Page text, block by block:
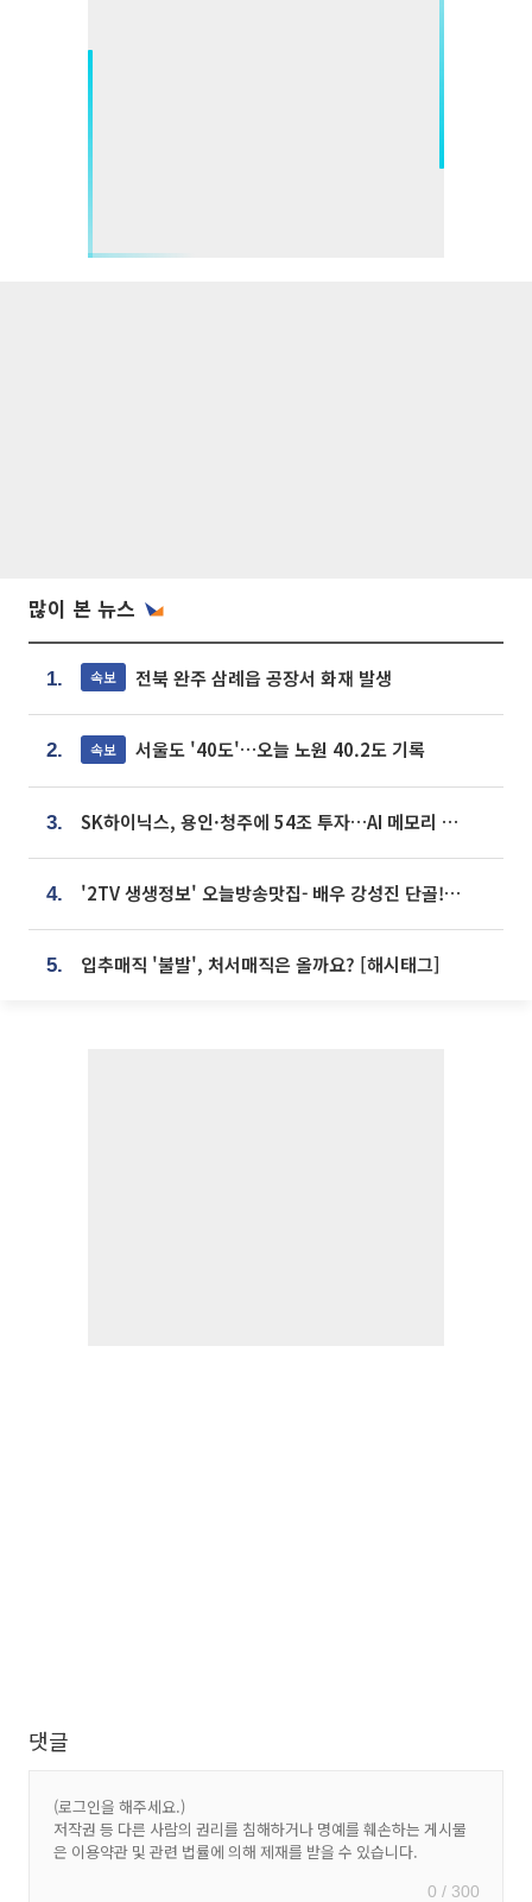
많이 본 뉴스
1. 속보 전북 완주 삼례읍 공장서 화재 발생
2. 속보 서울도 '40도'…오늘 노원 40.2도 기록
3. SK하이닉스, 용인·청주에 54조 투자…AI 메모리 생산기지 키운다
4. '2TV 생생정보' 오늘방송맛집- 배우 강성진 단골! 쌀국수ㆍ푸팟퐁 커리 맛집 '블○○○'
5. 입추매직 '불발', 처서매직은 올까요? [해시태그]
댓글
0 / 300